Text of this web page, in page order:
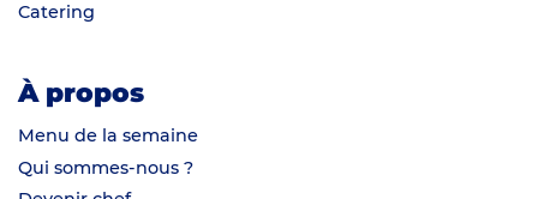
Catering
À propos
Menu de la semaine
Qui sommes-nous ?